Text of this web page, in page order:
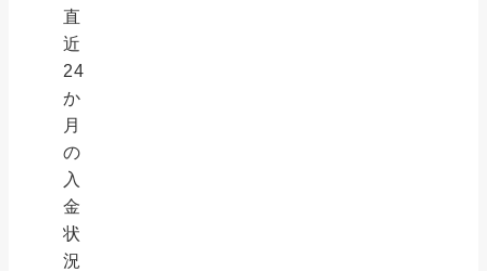
直
近
24
か
月
の
入
金
状
況